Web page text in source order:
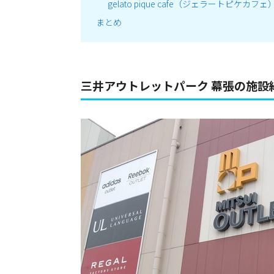
gelato pique cafe（ジェラートピケカフェ
まとめ
三井アウトレットパーク 幕張の施設